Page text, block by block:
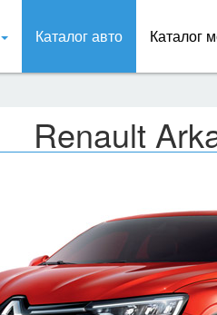
Каталог авто Каталог
Renault